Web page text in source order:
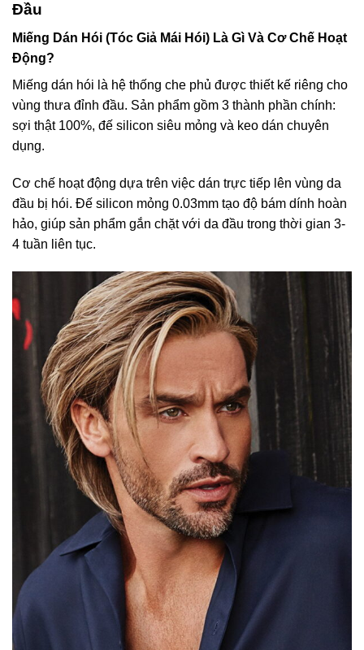
Đầu
Miếng Dán Hói (Tóc Giả Mái Hói) Là Gì Và Cơ Chế Hoạt
Động?
Miếng dán hói là hệ thống che phủ được thiết kế riêng cho
vùng thưa đỉnh đầu. Sản phẩm gồm 3 thành phần chính:
sợi thật 100%, đế silicon siêu mỏng và keo dán chuyên
dụng.
Cơ chế hoạt động dựa trên việc dán trực tiếp lên vùng da
đầu bị hói. Đế silicon mỏng 0.03mm tạo độ bám dính hoàn
hảo, giúp sản phẩm gắn chặt với da đầu trong thời gian 3-
4 tuần liên tục.